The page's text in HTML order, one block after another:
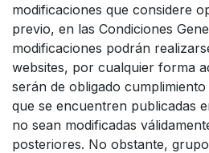
modificaciones que considere
previo, en las Condiciones
modificaciones podrán
websites, por cualquier forma
serán de obligado
que se encuentren publicadas
no sean modificadas
posteriores. No obstante,